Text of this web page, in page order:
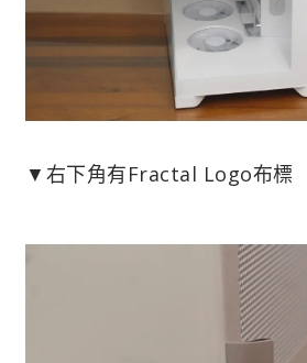
▼右下角有Fractal Logo布標